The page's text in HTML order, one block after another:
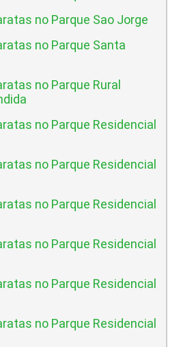
no Parque Sao Jorge
no Parque Santa
no Parque Rural
no Parque Residencial
no Parque Residencial
no Parque Residencial
no Parque Residencial
no Parque Residencial
no Parque Residencial